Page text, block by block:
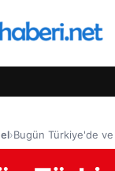
›Bugün Türkiye'de